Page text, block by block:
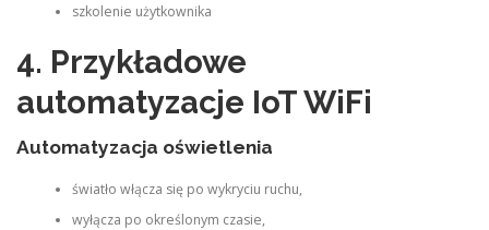
szkolenie użytkownika
4. Przykładowe
automatyzacje IoT WiFi
Automatyzacja oświetlenia
światło włącza się po wykryciu ruchu,
wyłącza po określonym czasie,